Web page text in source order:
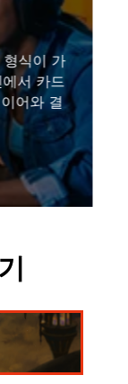
식이 가
서 카드
어와 결